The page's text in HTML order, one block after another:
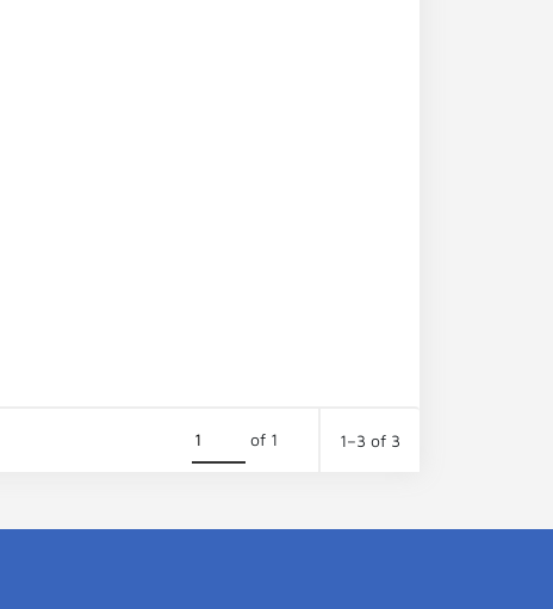
of 1 1–3 of 3